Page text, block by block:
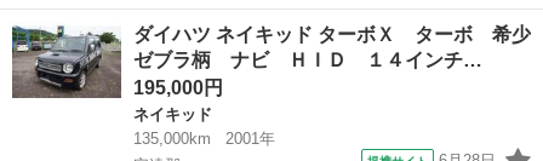
名： ダイハツ ■ 車種名： ネイキッド ■ グレード名： Ｇ キ
ーレスエントリー ＭＴ ＵＳＢ アルミホイール 衝突安全ボデ
ィ エアコン パワ...
福島 西白河郡 ネイキッド
ダイハツ ネイキッド ターボＸ ターボ 希少
ゼブラ柄 ナビ ＨＩＤ １４インチ…
195,000円
ネイキッド
135,000km
2001年